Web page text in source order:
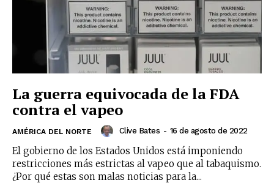
La guerra equivocada de la FDA
contra el vapeo
AMÉRICA DEL NORTE Clive Bates - 16 de agosto de 2022
El gobierno de los Estados Unidos está imponiendo
restricciones más estrictas al vapeo que al tabaquismo.
¿Por qué estas son malas noticias para la...